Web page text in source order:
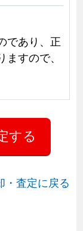
であり、正
すので、
・査定に戻る